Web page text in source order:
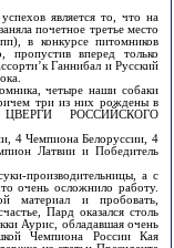
является то, что на
почетное третье место
в конкурсе питомников
пропустив вперед только
Ганнибал и Русский
четыре наши собаки
три из них рождены в
РОССИЙСКОГО
4 Чемпиона Белоруссии, 4
Латвии и Победитель
производительницы, а с
очень осложнило работу.
материал и пробовать,
Пард оказался столь
Аурис, обладавшая очень
Чемпиона России Кая